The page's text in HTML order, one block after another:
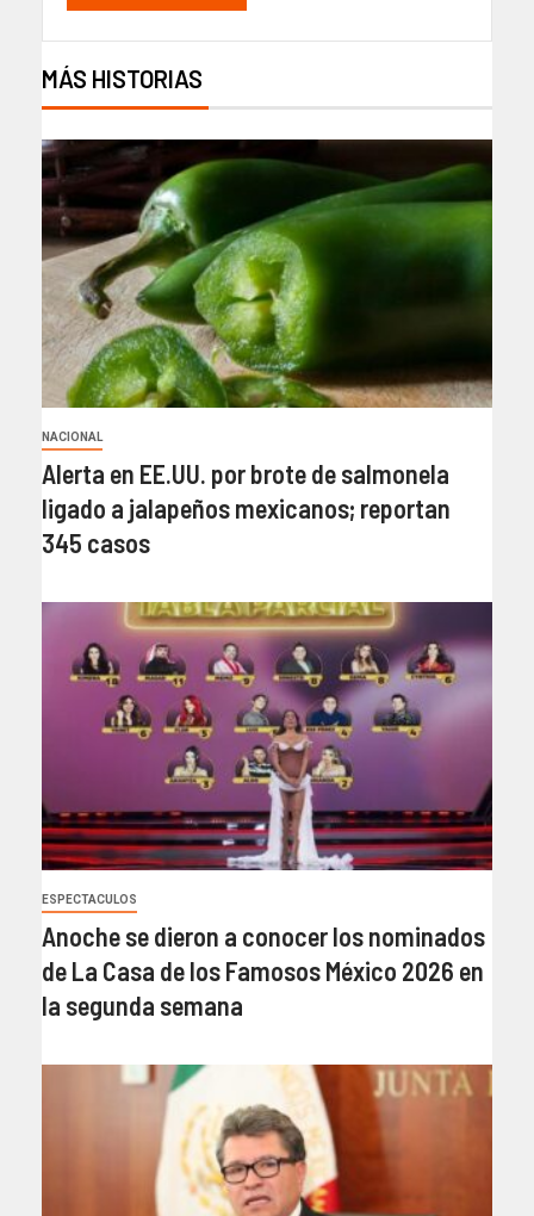
MÁS HISTORIAS
NACIONAL
Alerta en EE.UU. por brote de salmonela
ligado a jalapeños mexicanos; reportan
345 casos
ESPECTACULOS
Anoche se dieron a conocer los nominados
de La Casa de los Famosos México 2026 en
la segunda semana